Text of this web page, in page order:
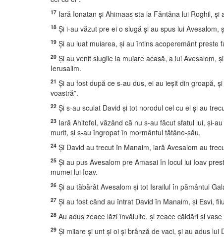
17 Iară Ionatan şi Ahimaas sta la Fântâna lui Roghil,
18 Şi i-au văzut pre ei o slugă şi au spus lui
19 Şi au luat muiarea, şi au întins acoperemânt preste
20 Şi au venit slugile la muiare acasă, a lui Avesalom,
Ierusalim.
21 Şi au fost după ce s-au dus, ei au ieşit din groapă,
voastră”.
22 Şi s-au sculat David şi tot norodul cel cu el şi au
23 Iară Ahitofel, văzând că nu s-au făcut sfatul lui, şi-
murit, şi s-au îngropat în mormântul tătâne-său.
24 Şi David au trecut în Manaim, iară Avesalom au
25 Şi au pus Avesalom pre Amasai în locul lui Ioav
mumei lui Ioav.
26 Şi au tăbărât Avesalom şi tot Israilul în pământul
27 Şi au fost când au întrat David în Manaim, şi Esvi,
28 Au adus zeace lăzi învăluite, şi zeace căldări şi
29 Şi miiare şi unt şi oi şi brânză de vaci, şi au adus